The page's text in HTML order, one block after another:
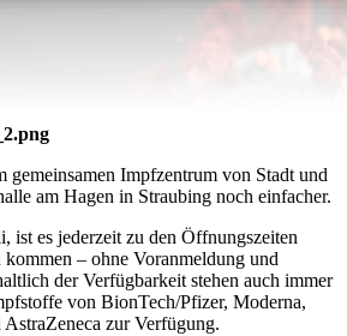
Impfzentrum von Stadt und
am Hagen in Straubing noch einfacher.
ist es jederzeit zu den Öffnungszeiten
– ohne Voranmeldung und
der Verfügbarkeit stehen auch immer
von BionTech/Pfizer, Moderna,
zur Verfügung.